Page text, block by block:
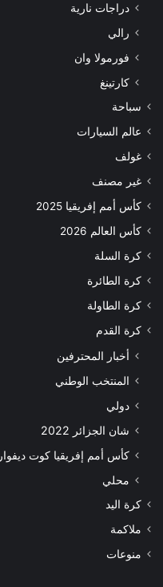
دراجات نارية
رالي
فورمولا وان
كارتينغ
سباحة
عالم السيارات
غولف
غير مصنف
كأس أمم إفريقيا 2025
كأس العالم 2026
كرة السلة
كرة الطائرة
كرة الطاولة
كرة القدم
أخبار المحترفين
المنتخب الوطني
دولي
شان الجزائر 2022
كأس أمم إفريقيا كوت ديفوار 2024
محلي
كرة اليد
ملاكمة
منوعات